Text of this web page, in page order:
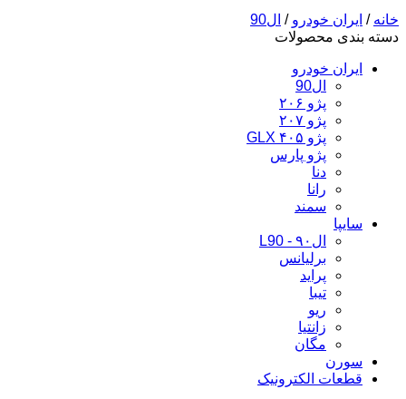
خانه / ایران خودرو / ال90
دسته بندی محصولات
ایران خودرو
ال90
پژو ۲۰۶
پژو ۲۰۷
پژو ۴۰۵ GLX
پژو پارس
دنا
رانا
سمند
سایپا
ال۹۰ - L90
برلیانس
پراید
تیبا
ریو
زانتیا
مگان
سورن
قطعات الکترونیک